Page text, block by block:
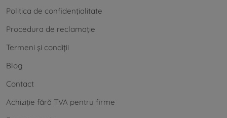
Politica de confidențialitate
Procedura de reclamație
Termeni și condiții
Blog
Contact
Achiziție fără TVA pentru firme